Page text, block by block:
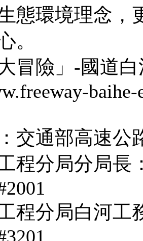
態環境理念，
。
大冒險」-國道
交通部高速公
工程分局
程分局白河